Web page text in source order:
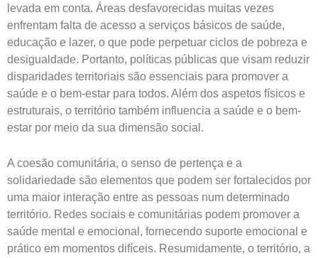
levada em conta. Áreas desfavorecidas muitas vezes
enfrentam falta de acesso a serviços básicos de saúde,
educação e lazer, o que pode perpetuar ciclos de pobreza e
desigualdade. Portanto, políticas públicas que visam reduzir
disparidades territoriais são essenciais para promover a
saúde e o bem-estar para todos. Além dos aspetos físicos e
estruturais, o território também influencia a saúde e o bem-
estar por meio da sua dimensão social.
A coesão comunitária, o senso de pertença e a
solidariedade são elementos que podem ser fortalecidos por
uma maior interação entre as pessoas num determinado
território. Redes sociais e comunitárias podem promover a
saúde mental e emocional, fornecendo suporte emocional e
prático em momentos difíceis. Resumidamente, o território, a